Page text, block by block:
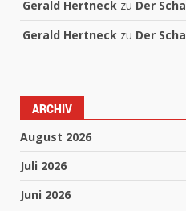
Gerald Hertneck zu Der
Gerald Hertneck zu Der
ARCHIV
August 2026
Juli 2026
Juni 2026